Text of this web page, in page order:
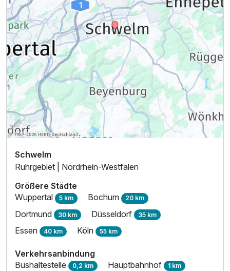
Schwelm
Ruhrgebiet | Nordrhein-Westfalen
Größere Städte
Wuppertal 5 km Bochum 20 km
Dortmund 30 km Düsseldorf 35 km
Essen 40 km Köln 55 km
Verkehrsanbindung
Bushaltestelle 0,2 km Hauptbahnhof 1 km